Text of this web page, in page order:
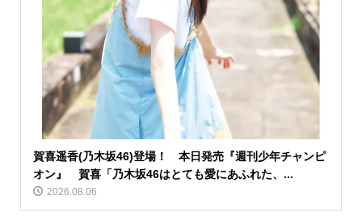
賀喜遥香(乃木坂46)登場！ 本日発売『週刊少年チャンピ
オン』 賀喜「乃木坂46はとても愛にあふれた、...
2026.08.06